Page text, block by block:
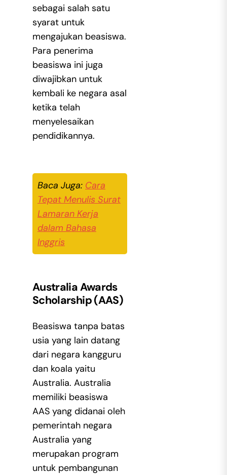
sebagai salah satu
syarat untuk
mengajukan beasiswa.
Para penerima
beasiswa ini juga
diwajibkan untuk
kembali ke negara asal
ketika telah
menyelesaikan
pendidikannya.
Baca Juga: Cara
Tepat Menulis Surat
Lamaran Kerja
dalam Bahasa
Inggris
Australia Awards
Scholarship (AAS)
Beasiswa tanpa batas
usia yang lain datang
dari negara kangguru
dan koala yaitu
Australia. Australia
memiliki beasiswa
AAS yang didanai oleh
pemerintah negara
Australia yang
merupakan program
untuk pembangunan